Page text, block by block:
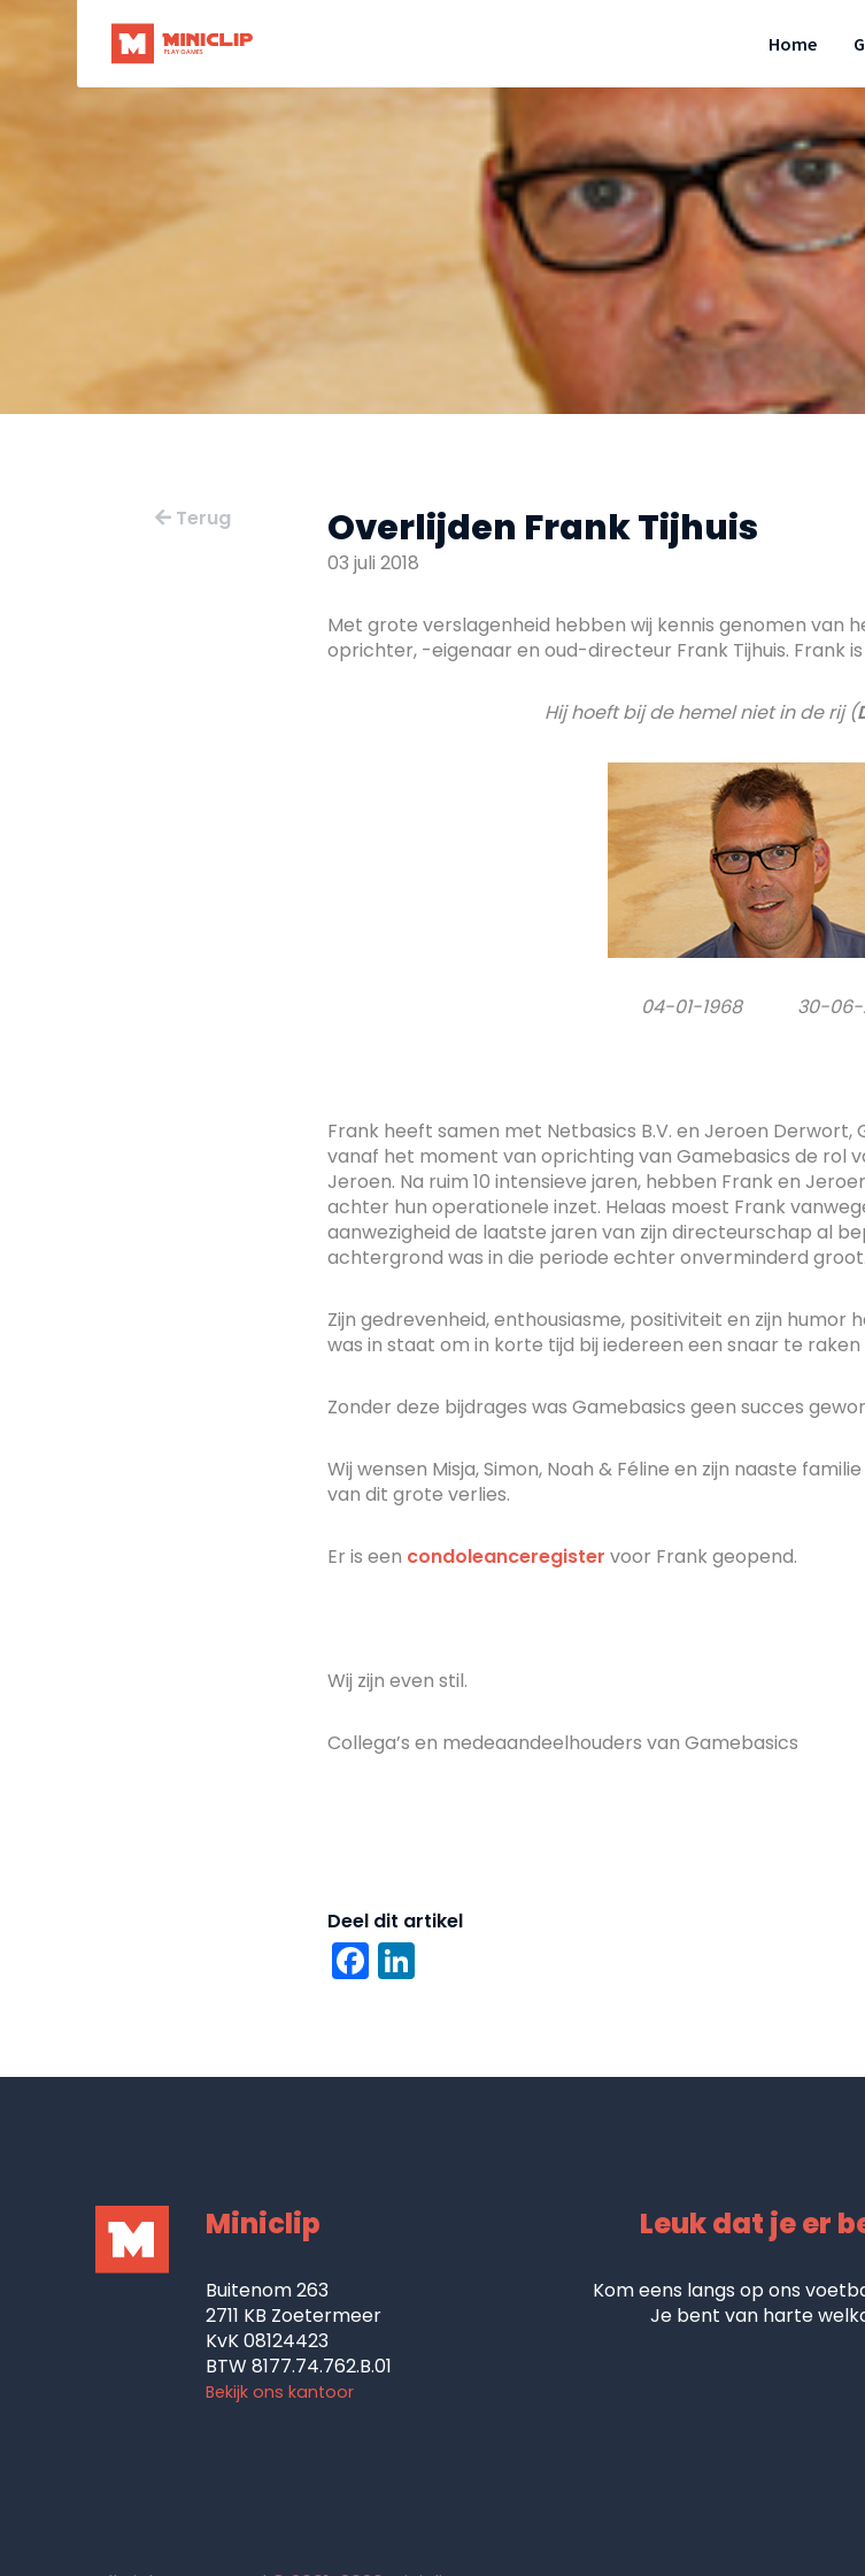
Home
Terug Overlijden Frank Tijhuis
03 juli 2018
Met grote verslagenheid hebben wij kennis genomen van
oprichter, -eigenaar en oud-directeur Frank Tijhuis. Frank
Hij hoeft bij de hemel niet in de rij (
04-01-1968 30-06-
Frank heeft samen met Netbasics B.V. en Jeroen Derwort,
vanaf het moment van oprichting van Gamebasics de rol
Jeroen. Na ruim 10 intensieve jaren, hebben Frank en
achter hun operationele inzet. Helaas moest Frank
aanwezigheid de laatste jaren van zijn directeurschap al
achtergrond was in die periode echter onverminderd groot.
Zijn gedrevenheid, enthousiasme, positiviteit en zijn humor
was in staat om in korte tijd bij iedereen een snaar te
Zonder deze bijdrages was Gamebasics geen succes
Wij wensen Misja, Simon, Noah & Féline en zijn naaste
van dit grote verlies.
Er is een condoleanceregister voor Frank geopend.
Wij zijn even stil.
Collega’s en medeaandeelhouders van Gamebasics
Deel dit artikel
Facebook
LinkedIn
Miniclip
Buitenom 263
2711 KB Zoetermeer
KvK 08124423
BTW 8177.74.762.B.01
Bekijk ons kantoor
Leuk dat je er
Kom eens langs op ons
Je bent van harte